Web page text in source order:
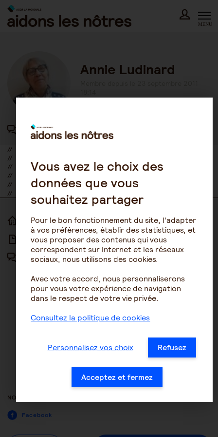
Skip
content
MENU
Annie Ludinard
417 participations au forum
//
//
//
//
//
//
ACCUEIL
ARTICLES
FORUM
ACCESSIBILITÉ
NOUS CONTACTER
MENTIONS LÉGALES
PLAN DU SITE
CONDITIONS GÉNÉRALES
GESTION DES COOKIES
ACCESSIBILITÉ : NON
CONFORME
NOUS SUIVRE
Facebook
Vous avez le choix des
données que vous
souhaitez partager
Pour le bon fonctionnement du site, l'adapter
à vos préférences, établir des statistiques, et
vous proposer des contenus qui vous
correspondent sur Internet et les réseaux
sociaux, nous utilisons des cookies.
Avec votre accord, nous personnaliserons
pour vous votre expérience de navigation
dans le respect de votre vie privée.
Consultez la politique de cookies
Personnalisez vos choix Refusez
Acceptez et fermez